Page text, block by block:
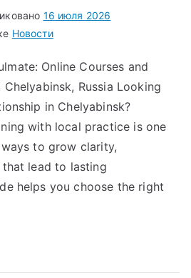
16 июля 2026
Новости
Online Courses and
Russia Looking
in Chelyabinsk?
with local practice is one
to grow clarity,
lead to lasting
helps you choose the right